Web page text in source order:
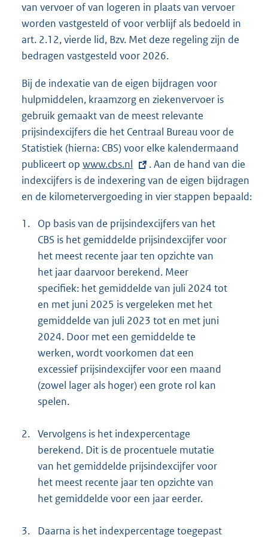
van vervoer of van logeren in plaats van vervoer
worden vastgesteld of voor verblijf als bedoeld in
art. 2.12, vierde lid, Bzv. Met deze regeling zijn de
bedragen vastgesteld voor 2026.
Bij de indexatie van de eigen bijdragen voor
hulpmiddelen, kraamzorg en ziekenvervoer is
gebruik gemaakt van de meest relevante
prijsindexcijfers die het Centraal Bureau voor de
Statistiek (hierna: CBS) voor elke kalendermaand
publiceert op E
x
t
r
n
e
l
i
n
k
:
www.cbs.nl
. Aan de hand van die
indexcijfers is de indexering van de eigen bijdragen
en de kilometervergoeding in vier stappen bepaald:
1.
Op basis van de prijsindexcijfers van het
CBS is het gemiddelde prijsindexcijfer voor
het meest recente jaar ten opzichte van
het jaar daarvoor berekend. Meer
specifiek: het gemiddelde van juli 2024 tot
en met juni 2025 is vergeleken met het
gemiddelde van juli 2023 tot en met juni
2024. Door met een gemiddelde te
werken, wordt voorkomen dat een
excessief prijsindexcijfer voor een maand
(zowel lager als hoger) een grote rol kan
spelen.
2. Vervolgens is het indexpercentage
berekend. Dit is de procentuele mutatie
van het gemiddelde prijsindexcijfer voor
het meest recente jaar ten opzichte van
het gemiddelde voor een jaar eerder.
3.
Daarna is het indexpercentage toegepast